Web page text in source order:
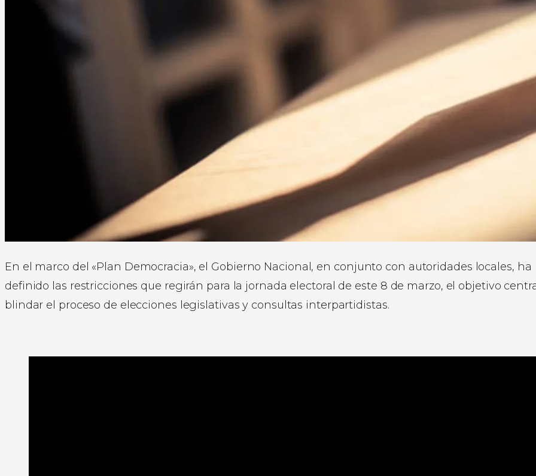
En el marco del «Plan Democracia», el Gobierno Nacional, en conjunto con autoridades locales, ha
definido las restricciones que regirán para la jornada electoral de este 8 de marzo, el objetivo
blindar el proceso de elecciones legislativas y consultas interpartidistas.